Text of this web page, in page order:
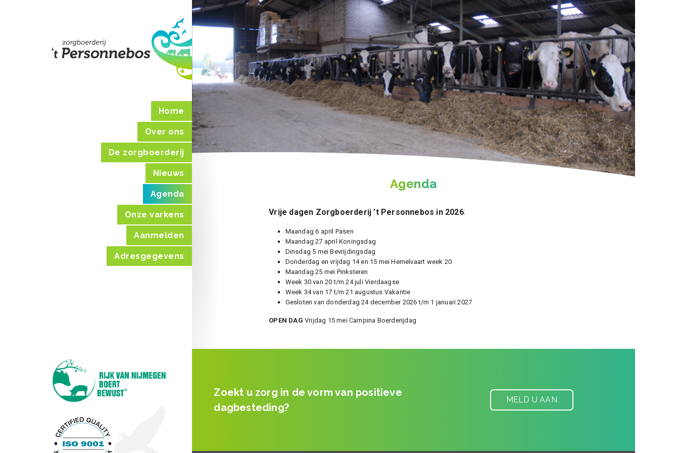
Home
Over ons
De zorgboerderij
Nieuws
Agenda
Onze varkens
Aanmelden
Adresgegevens
Agenda
Vrije dagen Zorgboerderij ’t Personnebos in 2026:
Maandag 6 april Pasen
Maandag 27 april Koningsdag
Dinsdag 5 mei Bevrijdingsdag
Donderdag en vrijdag 14 en 15 mei Hemelvaart week 20
Maandag 25 mei Pinksteren
Week 30 van 20 t/m 24 juli Vierdaagse
Week 34 van 17 t/m 21 augustus Vakantie
Gesloten van donderdag 24 december 2026 t/m 1 januari 2027
OPEN DAG Vrijdag 15 mei Campina Boerderijdag
Zoekt u zorg in de vorm van positieve
dagbesteding?
MELD U AAN